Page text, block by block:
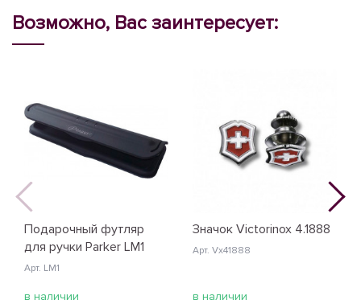
Возможно, Вас заинтересует:
Подарочный футляр
для ручки Parker LM1
Арт. LM1
в наличии
Значок Victorinox 4.1888
Арт. Vx41888
в наличии